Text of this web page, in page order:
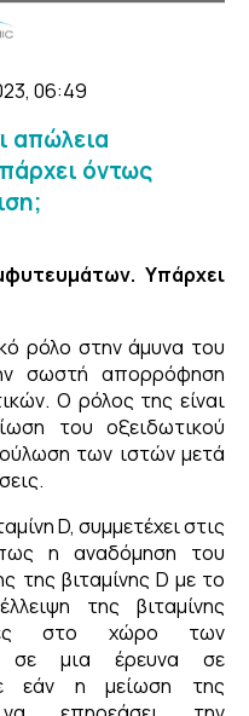
06:49
απώλεια
όντως
Υπάρχει
ρόλο στην άμυνα του
σωστή απορρόφηση
Ο ρόλος της είναι
του οξειδωτικού
των ιστών μετά
D, συμμετέχει στις
η αναδόμηση του
βιταμίνης D με το
της βιταμίνης
στο χώρο των
σε μια έρευνα σε
εάν η μείωση της